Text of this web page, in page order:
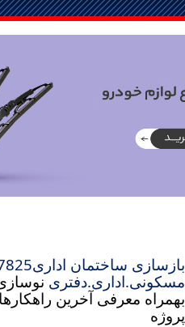
بازسازی ساختمان اداری09121507825
مسکونی.اداری.دفتری
بهمراه معرفی آخرین
پروژه